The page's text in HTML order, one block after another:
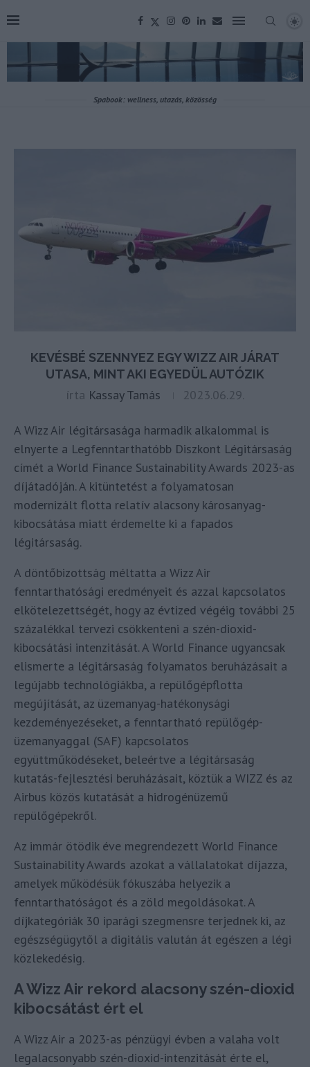
Spabook: wellness, utazás, közösség
KEVÉSBÉ SZENNYEZ EGY WIZZ AIR JÁRAT
UTASA, MINT AKI EGYEDÜL AUTÓZIK
írta Kassay Tamás 2023.06.29.
A Wizz Air légitársasága harmadik alkalommal is
elnyerte a Legfenntarthatóbb Diszkont Légitársaság
címét a World Finance Sustainability Awards 2023-as
díjátadóján. A kitüntetést a folyamatosan
modernizált flotta relatív alacsony károsanyag-
kibocsátása miatt érdemelte ki a fapados
légitársaság.
A döntőbizottság méltatta a Wizz Air
fenntarthatósági eredményeit és azzal kapcsolatos
elkötelezettségét, hogy az évtized végéig további 25
százalékkal tervezi csökkenteni a szén-dioxid-
kibocsátási intenzitását. A World Finance ugyancsak
elismerte a légitársaság folyamatos beruházásait a
legújabb technológiákba, a repülőgépflotta
megújítását, az üzemanyag-hatékonysági
kezdeményezéseket, a fenntartható repülőgép-
üzemanyaggal (SAF) kapcsolatos
együttműködéseket, beleértve a légitársaság
kutatás-fejlesztési beruházásait, köztük a WIZZ és az
Airbus közös kutatását a hidrogénüzemű
repülőgépekről.
Az immár ötödik éve megrendezett World Finance
Sustainability Awards azokat a vállalatokat díjazza,
amelyek működésük fókuszába helyezik a
fenntarthatóságot és a zöld megoldásokat. A
díjkategóriák 30 iparági szegmensre terjednek ki, az
egészségügytől a digitális valután át egészen a légi
közlekedésig.
A Wizz Air rekord alacsony szén-dioxid
kibocsátást ért el
A Wizz Air a 2023-as pénzügyi évben a valaha volt
legalacsonyabb szén-dioxid-intenzitását érte el,